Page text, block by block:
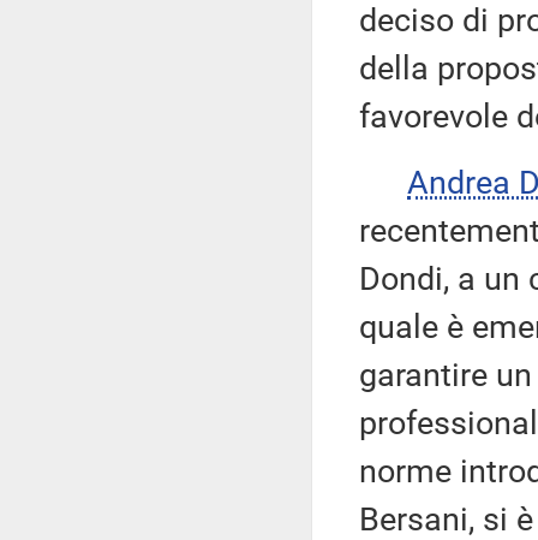
deciso di
della
favorevole
Andrea
Dondi, a un
quale è
garantire
norme
Bersani, si